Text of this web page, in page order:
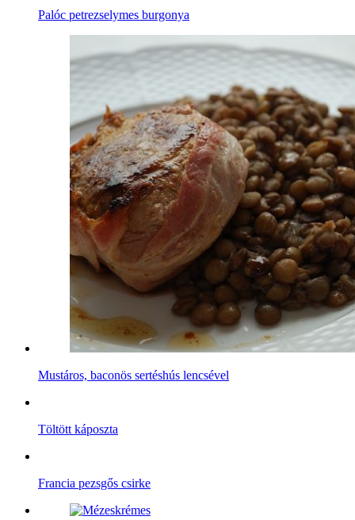
Palóc petrezselymes burgonya
Mustáros, baconös sertéshús lencsével
Töltött káposzta
Francia pezsgős csirke